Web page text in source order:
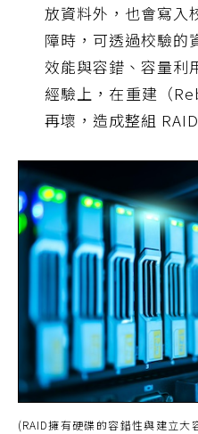
放資料外，也會寫入
障時，可透過校驗的
效能與容錯、容量利
經驗上，在重建（
再壞，造成整組
(RAID擁有硬碟的容錯性與建立